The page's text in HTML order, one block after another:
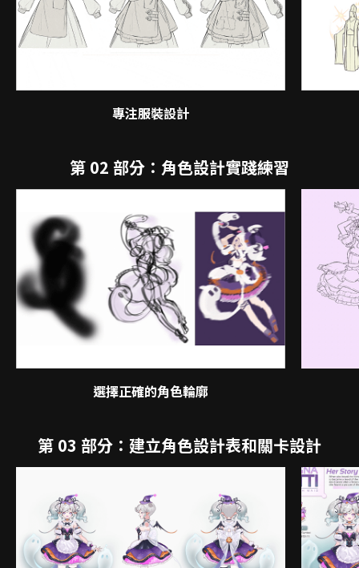
專注服裝設計
第 02 部分：角色設計實踐練習
選擇正確的角色輪廓
第 03 部分：建立角色設計表和關卡設計